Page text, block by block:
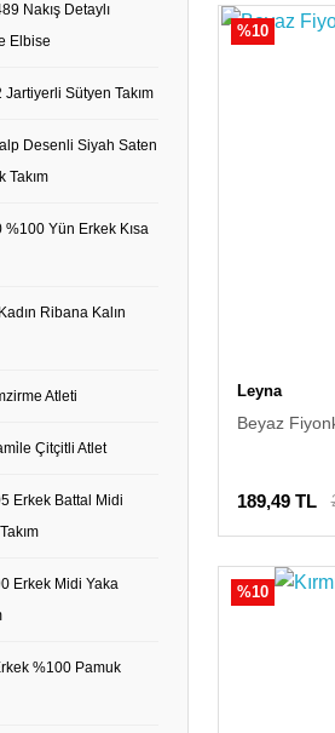
Nakış Detaylı
Elbise
Jartiyerli Sütyen Takım
Desenli Siyah Saten
Takım
%100 Yün Erkek Kısa
Ribana Kalın
Atleti
Çitçitli Atlet
Erkek Battal Midi
Erkek Midi Yaka
%100 Pamuk
%10
Leyna
Beyaz
189,49 TL
%10